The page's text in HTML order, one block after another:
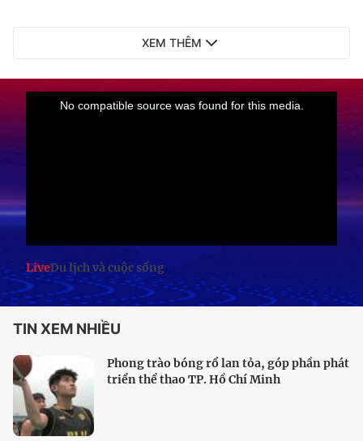
XEM THÊM
LiveDu lịch và cuộc sống
TIN XEM NHIỀU
Phong trào bóng rổ lan tỏa, góp phần phát
triển thể thao TP. Hồ Chí Minh